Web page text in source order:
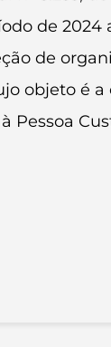
de 2024
de
objeto é